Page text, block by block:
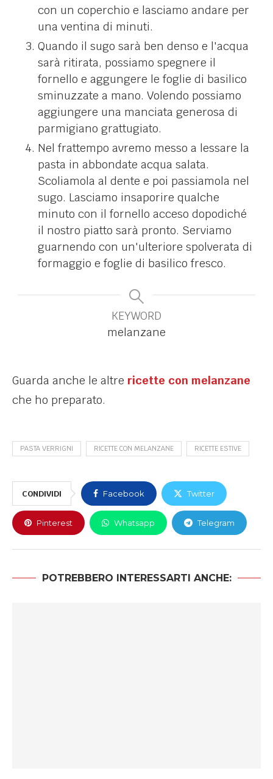
con un coperchio e lasciamo andare per
una ventina di minuti.
Quando il sugo sarà ben denso e l'acqua
sarà ritirata, possiamo spegnere il
fornello e aggungere le foglie di basilico
sminuzzate a mano. Volendo possiamo
aggiungere una manciata generosa di
parmigiano grattugiato.
Nel frattempo avremo messo a lessare la
pasta in abbondate acqua salata.
Scoliamola al dente e poi passiamola nel
sugo. Lasciamo insaporire qualche
minuto con il fornello acceso dopodiché
il nostro piatto sarà pronto. Serviamo
guarnendo con un'ulteriore spolverata di
formaggio e foglie di basilico fresco.
KEYWORD
melanzane
Guarda anche le altre ricette con melanzane
che ho preparato.
PASTA VERRIGNI RICETTE CON MELANZANE RICETTE ESTIVE
CONDIVIDI Facebook Twitter
Pinterest Whatsapp Telegram
POTREBBERO INTERESSARTI ANCHE: